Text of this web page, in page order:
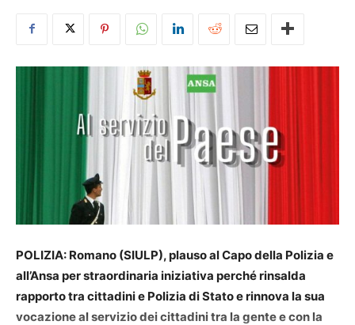
POLIZIA: Romano (SIULP), plauso al Capo della Polizia e
all’Ansa per straordinaria iniziativa perché rinsalda
rapporto tra cittadini e Polizia di Stato e rinnova la sua
vocazione al servizio dei cittadini tra la gente e con la